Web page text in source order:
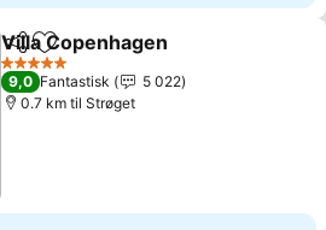
Del Legg til i favoritter
Villa Copenhagen
5 Stjerner
9,0 Fantastisk
5 022
0.7 km til Strøget